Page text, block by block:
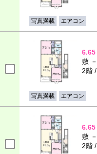
写真満載 エアコン
6.65
敷
2階
写真満載 エアコン
6.65
敷
2階